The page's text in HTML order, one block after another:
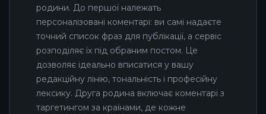
родини. До першої належать
персоналізовані коментарі: ви самі надаєте
точний список фраз для публікації, а сервіс
розподіляє їх під обраним постом. Це
дозволяє ідеально вписатися у вашу
редакційну лінію, тональність і професійну
лексику. Друга родина включає коментарі з
таргетингом за країнами, де кожне